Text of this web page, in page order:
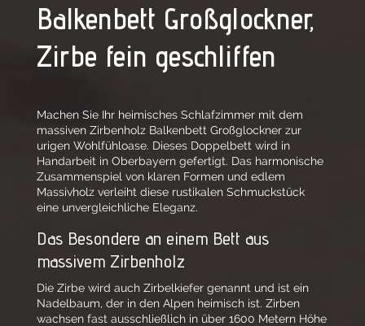
Balkenbett Großglockner,
Zirbe fein geschliffen
Machen Sie Ihr heimisches Schlafzimmer mit dem
massiven Zirbenholz Balkenbett Großglockner zur
urigen Wohlfühloase. Dieses Doppelbett wird in
Handarbeit in Oberbayern gefertigt. Das harmonische
Zusammenspiel von klaren Formen und edlem
Massivholz verleiht diese rustikalen Schmuckstück
eine unvergleichliche Eleganz.
Das Besondere an einem Bett aus
massivem Zirbenholz
Die Zirbe wird auch Zirbelkiefer genannt und ist ein
Nadelbaum, der in den Alpen heimisch ist. Zirben
wachsen fast ausschließlich in über 1600 Metern Höhe